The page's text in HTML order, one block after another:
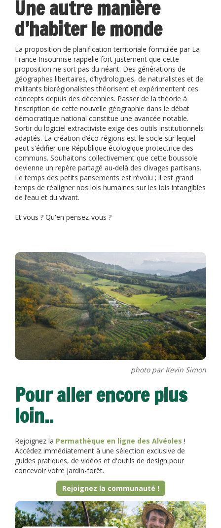
Une autre manière
d’habiter le monde
La proposition de planification territoriale formulée par La
France Insoumise rappelle fort justement que cette
proposition ne sort pas du néant. Des générations de
géographes libertaires, d’hydrologues, de naturalistes et de
militants biorégionalistes théorisent et expérimentent ces
concepts depuis des décennies. Passer de la théorie à
l’inscription de cette nouvelle géographie dans le débat
démocratique national constitue une avancée notable.
Sortir du logiciel extractiviste exige des outils institutionnels
adaptés. La création d’éco-régions est le socle sur lequel
peut s'édifier une République écologique protectrice des
communs. Souhaitons collectivement que cette boussole
devienne un repère partagé au-delà des clivages partisans.
Le temps des petits pansements est révolu ; il est grand
temps de réaligner nos lois humaines sur les lois intangibles
de l’eau et du vivant.
Et vous ? Qu'en pensez-vous ?
photo par Kevin Simon
Pour aller encore plus
loin..
Rejoignez la Permathèque en ligne des Alvéoles !
Accédez immédiatement à une sélection exclusive de
guides pratiques, de vidéos et d'outils de design pour
concevoir votre jardin-forêt.
Rejoignez la communauté !